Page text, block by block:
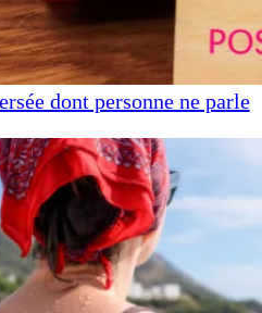
dont personne ne parle